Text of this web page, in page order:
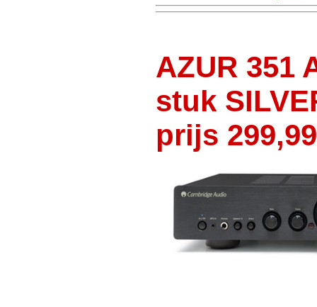
AZUR 351
stuk
prijs